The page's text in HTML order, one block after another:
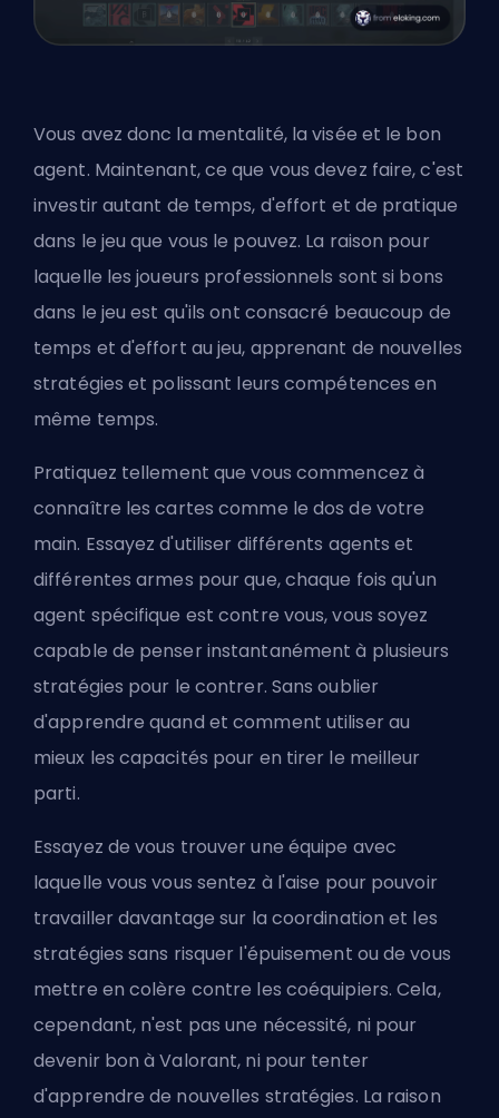
Vous avez donc la mentalité, la visée et le bon
agent. Maintenant, ce que vous devez faire, c'est
investir autant de temps, d'effort et de pratique
dans le jeu que vous le pouvez. La raison pour
laquelle les joueurs professionnels sont si bons
dans le jeu est qu'ils ont consacré beaucoup de
temps et d'effort au jeu, apprenant de nouvelles
stratégies et polissant leurs compétences en
même temps.
Pratiquez tellement que vous commencez à
connaître les cartes comme le dos de votre
main. Essayez d'utiliser différents agents et
différentes armes pour que, chaque fois qu'un
agent spécifique est contre vous, vous soyez
capable de penser instantanément à plusieurs
stratégies pour le contrer. Sans oublier
d'apprendre quand et comment utiliser au
mieux les capacités pour en tirer le meilleur
parti.
Essayez de vous trouver une équipe avec
laquelle vous vous sentez à l'aise pour pouvoir
travailler davantage sur la coordination et les
stratégies sans risquer l'épuisement ou de vous
mettre en colère contre les coéquipiers. Cela,
cependant, n'est pas une nécessité, ni pour
devenir bon à Valorant, ni pour tenter
d'apprendre de nouvelles stratégies. La raison